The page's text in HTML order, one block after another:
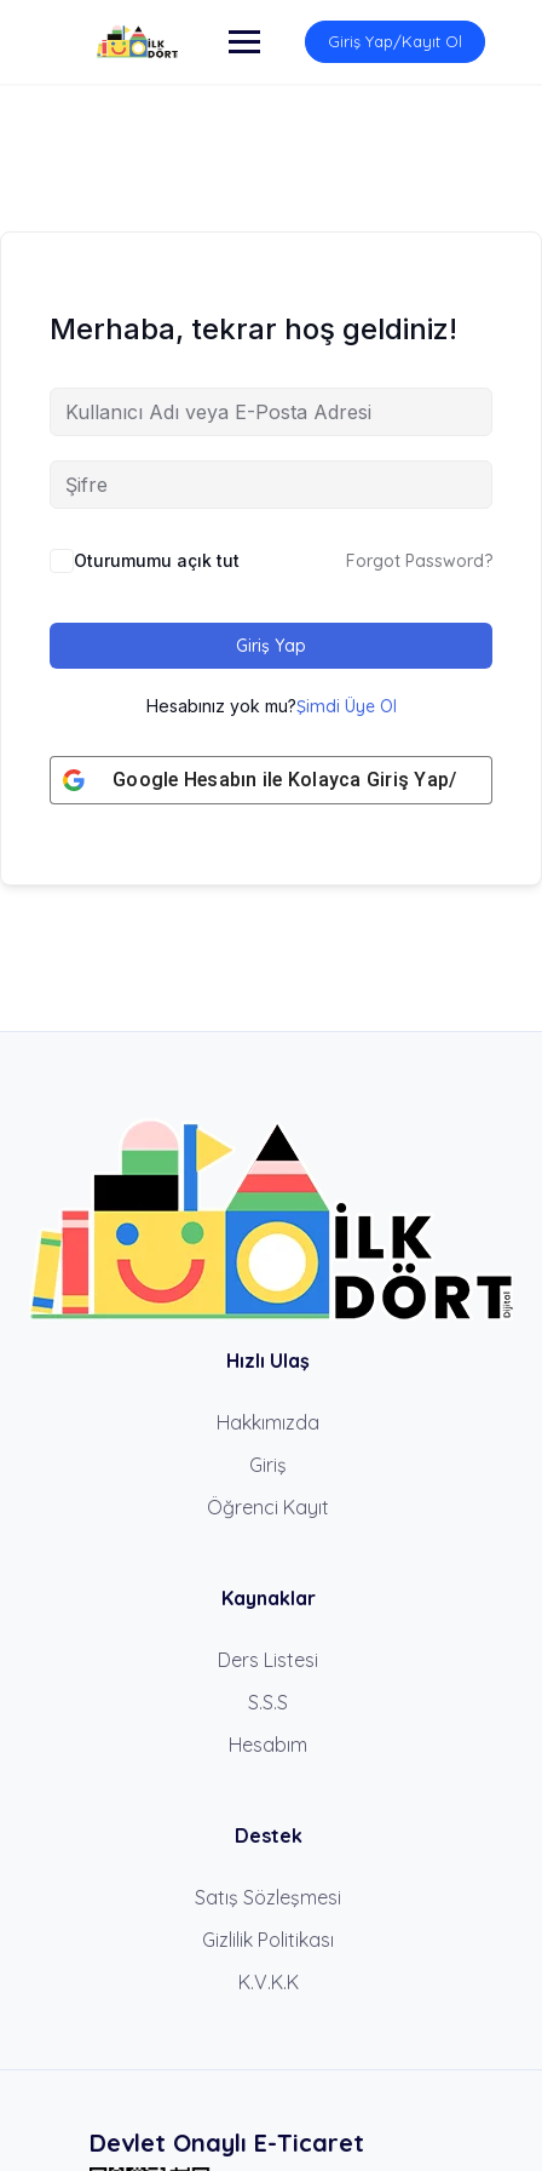
Giriş Yap/Kayıt Ol
Merhaba, tekrar hoş geldiniz!
Oturumumu açık tut Forgot Password?
Giriş Yap
Hesabınız yok mu?Şimdi Üye Ol
Google Hesabın ile Kolayca Giriş Yap/ Üye Ol
Hızlı Ulaş
Hakkımızda
Giriş
Öğrenci Kayıt
Kaynaklar
Ders Listesi
S.S.S
Hesabım
Destek
Satış Sözleşmesi
Gizlilik Politikası
K.V.K.K
Devlet Onaylı E-Ticaret